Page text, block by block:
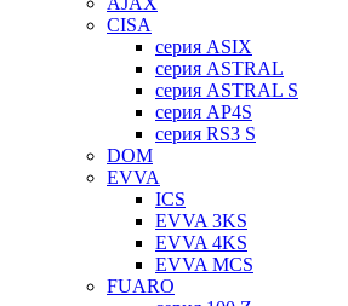
CISA
серия ASIX
серия ASTRAL
серия ASTRAL S
серия AP4S
серия RS3 S
DOM
EVVA
ICS
EVVA 3KS
EVVA 4KS
EVVA MCS
FUARO